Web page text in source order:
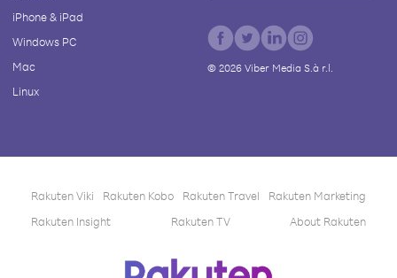
iPhone & iPad
Windows PC
Mac
Linux
© 2026Viber Media S.à r.l.
Rakuten Viki Rakuten Kobo Rakuten Travel
Rakuten Marketing
Rakuten Insight
Rakuten TV About Rakuten